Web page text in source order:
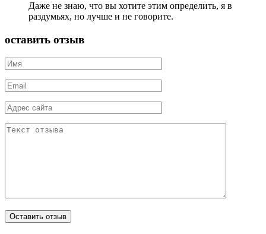
Даже не знаю, что вы хотите этим определить, я в
раздумьях, но лучше и не говорите.
оставить отзыв